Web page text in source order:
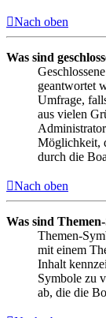
Nach oben
Was sind
geantwortet
Umfrage,
aus vielen
Möglichkeit,
durch die
Nach oben
Was sind
Themen-
mit einem
Inhalt
Symbole zu
ab, die die